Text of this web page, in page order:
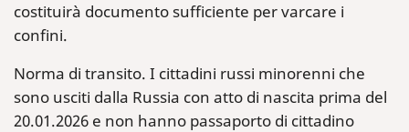
costituirà documento sufficiente per varcare i
confini.
Norma di transito. I cittadini russi minorenni che
sono usciti dalla Russia con atto di nascita prima del
20.01.2026 e non hanno passaporto di cittadino